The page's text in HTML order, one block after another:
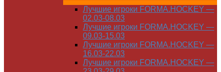
Лучшие игроки FORMA.HOCKEY —
02.03-08.03
Лучшие игроки FORMA.HOCKEY —
09.03-15.03
Лучшие игроки FORMA.HOCKEY —
16.03-22.03
Лучшие игроки FORMA.HOCKEY —